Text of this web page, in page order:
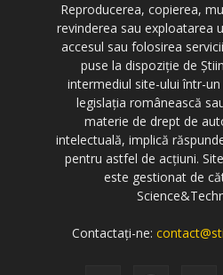
Reproducerea, copierea,
revinderea sau exploatarea
accesul sau folosirea
puse la dispoziție de
intermediul site-ului într-
legislația românească
materie de drept de
intelectuală, implică
pentru astfel de acțiuni.
este gestionat de
Contactați-ne: